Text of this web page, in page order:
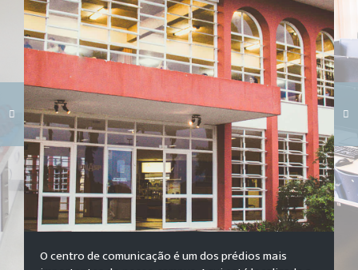
Carregando galeria...
O centro de comunicação é um dos prédios mais